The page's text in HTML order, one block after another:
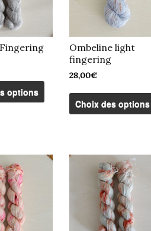
options
a
plusieurs
peuvent
être
Ombeline light
fingering
28,00€
Choix des options